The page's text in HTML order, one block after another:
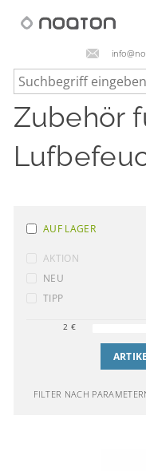
Zubehör
AUF LAGER
AKTION
NEU
TIPP
2 €
FILTER NACH